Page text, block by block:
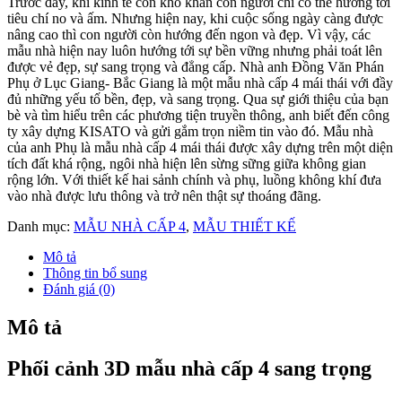
tiêu chí no và ấm. Nhưng hiện nay, khi cuộc sống ngày càng được
nâng cao thì con người còn hướng đến ngon và đẹp. Vì vậy, các
mẫu nhà hiện nay luôn hướng tới sự bền vững nhưng phải toát lên
được vẻ đẹp, sự sang trọng và đẳng cấp. Nhà anh Đồng Văn Phán
Phụ ở Lục Giang- Bắc Giang là một mẫu nhà cấp 4 mái thái với đầy
đủ những yếu tố bền, đẹp, và sang trọng. Qua sự giới thiệu của bạn
bè và tìm hiểu trên các phương tiện truyền thông, anh biết đến công
ty xây dựng KISATO và gửi gắm trọn niềm tin vào đó. Mẫu nhà
của anh Phụ là mẫu nhà cấp 4 mái thái được xây dựng trên một diện
tích đất khá rộng, ngôi nhà hiện lên sừng sững giữa không gian
rộng lớn. Với thiết kế hai sảnh chính và phụ, luồng không khí đưa
vào nhà được lưu thông và trở nên thật sự thoáng đãng.
Danh mục: MẪU NHÀ CẤP 4, MẪU THIẾT KẾ
Mô tả
Thông tin bổ sung
Đánh giá (0)
Mô tả
Phối cảnh 3D mẫu nhà cấp 4 sang trọng